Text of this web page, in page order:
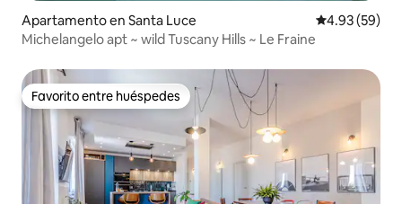
Apartamento en Santa Luce Calificación
4.93 (59)
Michelangelo apt ~ wild Tuscany Hills ~ Le Fraine
Favorito entre huéspedes
Favorito entre huéspedes